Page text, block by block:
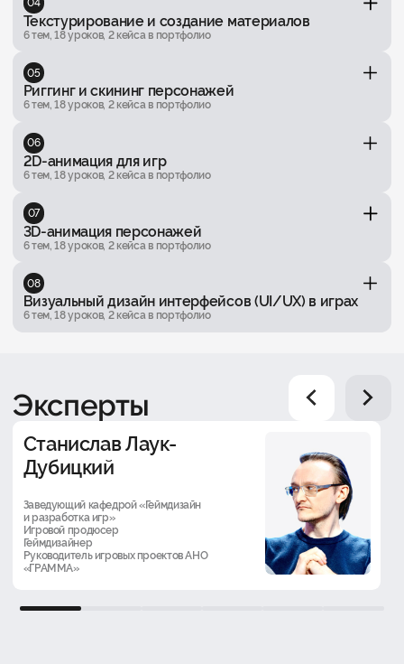
04
Текстурирование и создание материалов
6 тем, 18 уроков, 2 кейса в портфолио
05
Риггинг и скининг персонажей
6 тем, 18 уроков, 2 кейса в портфолио
06
2D-анимация для игр
6 тем, 18 уроков, 2 кейса в портфолио
07
3D-анимация персонажей
6 тем, 18 уроков, 2 кейса в портфолио
08
Визуальный дизайн интерфейсов (UI/UX) в играх
6 тем, 18 уроков, 2 кейса в портфолио
Эксперты
Станислав Лаук-
Дубицкий
Заведующий кафедрой «Геймдизайн
и разработка игр»
Игровой продюсер
Геймдизайнер
Руководитель игровых проектов АНО
«ГРАММА»
1